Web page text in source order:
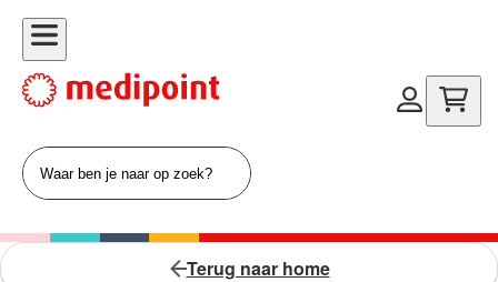
Terug naar home